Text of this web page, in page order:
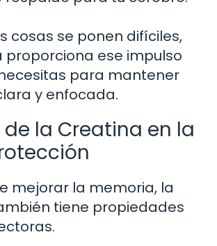
cosas se ponen difíciles,
proporciona ese impulso
para mantener
y enfocada.
de la Creatina en la
mejorar la memoria, la
tiene propiedades